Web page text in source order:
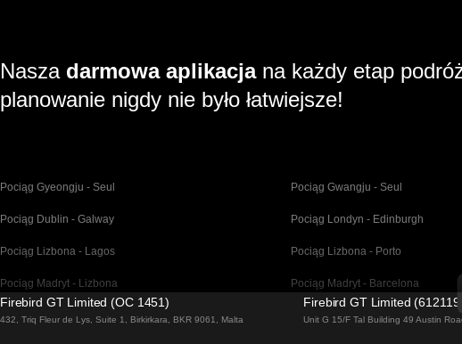
Nasza darmowa aplikacjana każdy etap
planowanie nigdy nie było łatwiejsze!
Pociąg Gyeongju - Seul Pociąg Gwangju - Seul
Pociąg Dublin - Galway Pociąg Londyn - Edinburgh
Pociąg Lizbona - Lagos Pociąg Lizbona - Porto
Pociąg Madryt - Lizbona Pociąg Madryt - Barcelona
Pociąg Malaga - Madryt Pociąg Barcelona - Madryt
Firebird GT Limited (OC 1451)
432, Triq Fleur de Lys, Suite 1, Birkirkara, BKR 9061, Malta
Firebird GT Limited
Unit G 15/F Tal Building 49 Austin